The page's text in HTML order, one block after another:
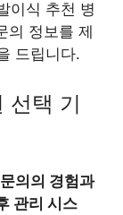
이식 추천 병
의 정보를 제
드립니다.
선택 기
의의 경험과
관리 시스